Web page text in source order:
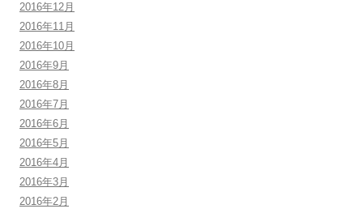
2016年12月
2016年11月
2016年10月
2016年9月
2016年8月
2016年7月
2016年6月
2016年5月
2016年4月
2016年3月
2016年2月